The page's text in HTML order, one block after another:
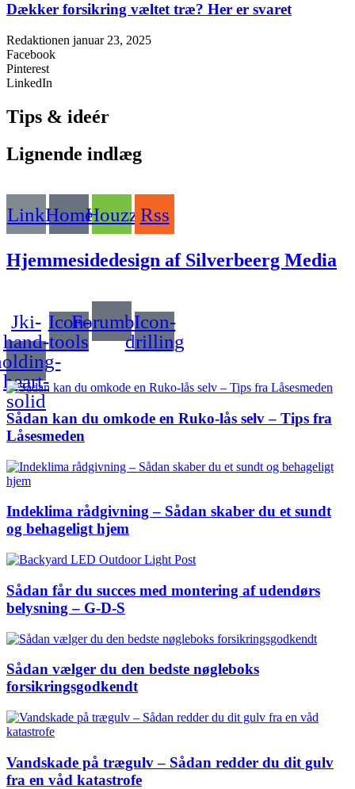
Dækker forsikring væltet træ? Her er svaret
Redaktionen januar 23, 2025
Facebook
Pinterest
LinkedIn
Tips & ideér
Lignende indlæg
LinkHomeHouzz Rss
Hjemmesidedesign af Silverbeerg Media
Jki-
hand-
heart-
solid
Icon-
tools
ForumbeeIcon-
drilling
Sådan kan du omkode en Ruko-lås selv – Tips fra
Låsesmeden
Indeklima rådgivning – Sådan skaber du et sundt
og behageligt hjem
Sådan får du succes med montering af udendørs
belysning – G-D-S
Sådan vælger du den bedste nøgleboks
forsikringsgodkendt
Vandskade på trægulv – Sådan redder du dit gulv
fra en våd katastrofe